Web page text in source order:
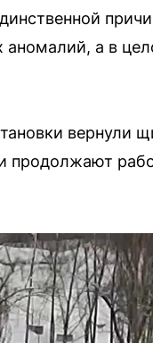
аномалий, а в
вернули
продолжают